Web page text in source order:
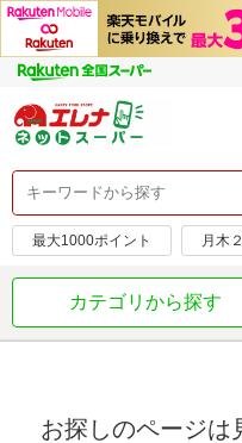
最大1000ポイント 月木
カテゴリから探す
お探しのページは